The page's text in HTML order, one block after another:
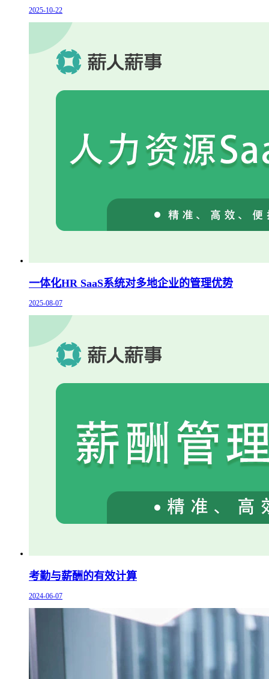
2025-10-22
一体化HR SaaS系统对多地企业的管理优势
2025-08-07
考勤与薪酬的有效计算
2024-06-07